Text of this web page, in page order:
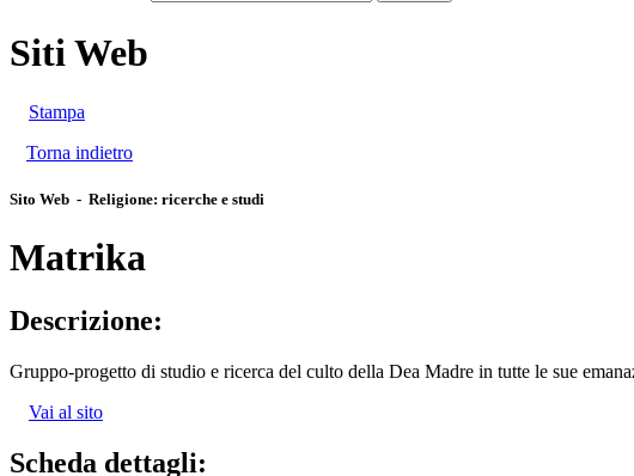
Siti Web
Stampa
Torna indietro
Sito Web - Religione: ricerche e studi
Matrika
Descrizione:
Gruppo-progetto di studio e ricerca del culto della Dea Madre in tutte le sue
Vai al sito
Scheda dettagli: